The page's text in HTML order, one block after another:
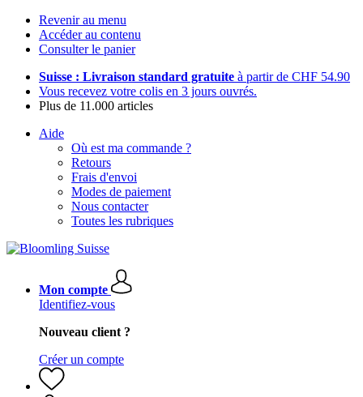
Revenir au menu
Accéder au contenu
Consulter le panier
Suisse : Livraison standard gratuite à partir de CHF 54.90
Vous recevez votre colis en 3 jours ouvrés.
Plus de 11.000 articles
Aide
Où est ma commande ?
Retours
Frais d'envoi
Modes de paiement
Nous contacter
Toutes les rubriques
Mon compte
Identifiez-vous
Nouveau client ?
Créer un compte